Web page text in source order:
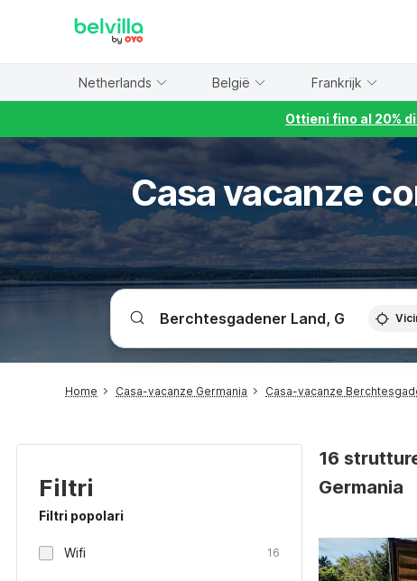
Netherlands België Frankrijk
Ottieni fino al 20%
Casa vacanze
Home Casa-vacanze Germania Casa-vacanze
Filtri
Filtri popolari
Wifi 16
16
Germania